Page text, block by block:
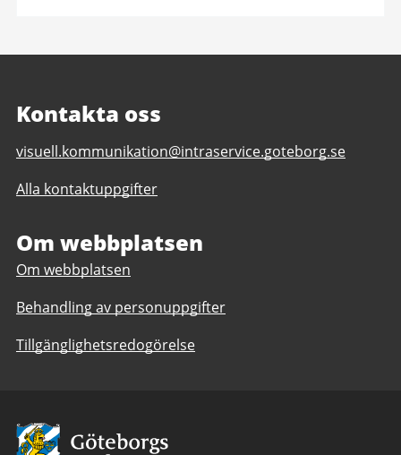
Kontakta oss
E-
till
kommunikation
visuell.kommunikation@intraservice.goteborg.se
Alla kontaktuppgifter
Om webbplatsen
Om webbplatsen
Behandling av personuppgifter
Tillgänglighetsredogörelse
Avsändare: